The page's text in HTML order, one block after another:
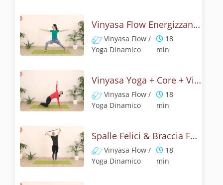
Vinyasa Flow Energizzante - Challenge 1
Vinyasa Flow /
Yoga Dinamico
18
min
Vinyasa Yoga + Core + Vitalità - Challenge 2
Vinyasa Flow /
Yoga Dinamico
18
min
Spalle Felici & Braccia Forti - Challenge 3
Vinyasa Flow /
Yoga Dinamico
18
min